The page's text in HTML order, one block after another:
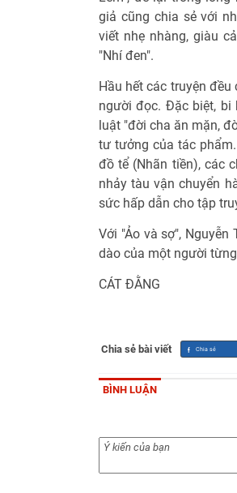
giả cũng chia sẻ với
viết nhẹ nhàng, giàu
"Nhí đen".
Hầu hết các truyện
người đọc. Đặc biệt, bi
luật "đời cha ăn mặn,
tư tưởng của tác
đồ tể (Nhãn tiền), các
nhảy tàu vận chuyển
sức hấp dẫn cho tập
Với "Ảo và sợ",
dào của một người
CÁT ĐẰNG
Chia sẻ bài viết
BÌNH LUẬN